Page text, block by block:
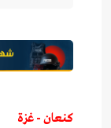
كنعان - غزة